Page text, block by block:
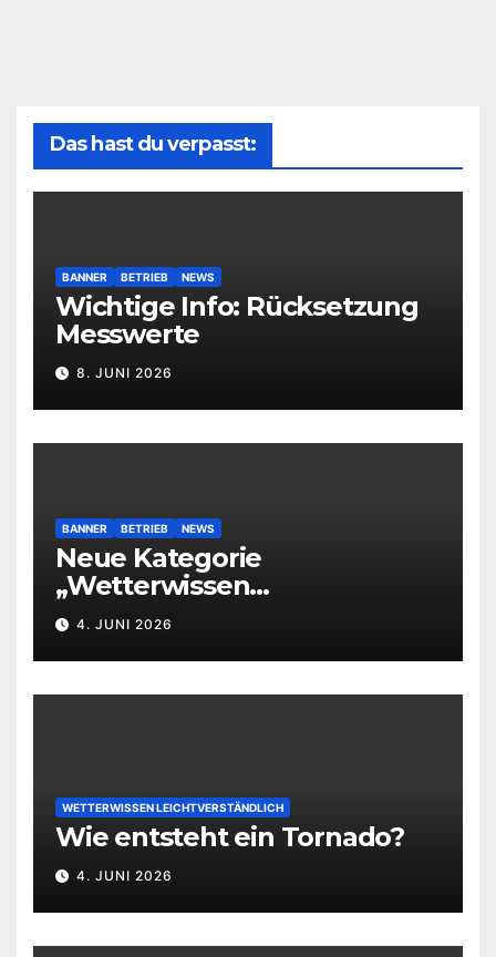
Das hast du verpasst:
BANNER BETRIEB NEWS
Wichtige Info: Rücksetzung
Messwerte
8. JUNI 2026
BANNER BETRIEB NEWS
Neue Kategorie
„Wetterwissen
leichtverständlich“
4. JUNI 2026
WETTERWISSEN LEICHTVERSTÄNDLICH
Wie entsteht ein Tornado?
4. JUNI 2026